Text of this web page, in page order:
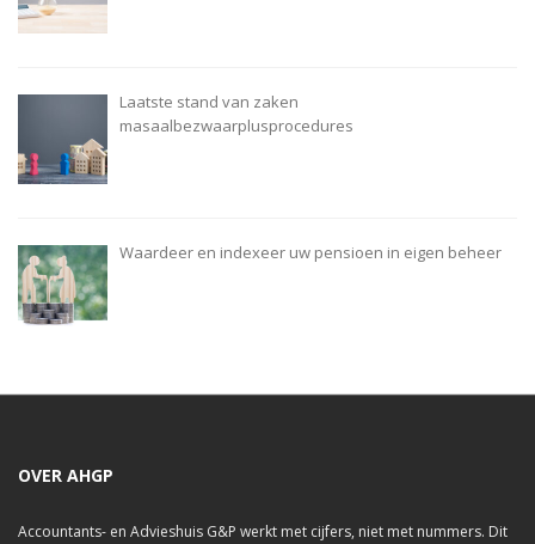
Laatste stand van zaken
masaalbezwaarplusprocedures
Waardeer en indexeer uw pensioen in eigen beheer
OVER AHGP
Accountants- en Advieshuis G&P werkt met cijfers, niet met nummers. Dit